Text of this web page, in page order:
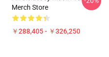
Merch Store
￥288,405 - ￥326,250